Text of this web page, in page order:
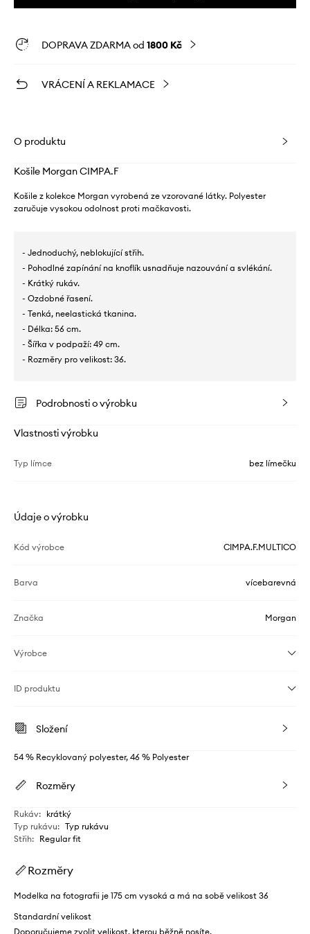
DOPRAVA ZDARMA od 1800 Kč
VRÁCENÍ A REKLAMACE
O produktu
Košile Morgan CIMPA.F
Košile z kolekce Morgan vyrobená ze vzorované látky. Polyester
zaručuje vysokou odolnost proti mačkavosti.
- Jednoduchý, neblokující střih.
- Pohodlné zapínání na knoflík usnadňuje nazouvání a svlékání.
- Krátký rukáv.
- Ozdobné řasení.
- Tenká, neelastická tkanina.
- Délka: 56 cm.
- Šířka v podpaží: 49 cm.
- Rozměry pro velikost: 36.
Podrobnosti o výrobku
Vlastnosti výrobku
Typ límce bez límečku
Údaje o výrobku
Kód výrobce CIMPA.F.MULTICO
Barva vícebarevná
Značka Morgan
Výrobce
ID produktu
Složení
54 % Recyklovaný polyester, 46 % Polyester
Rozměry
Rukáv: krátký
Typ rukávu: Typ rukávu
Střih: Regular fit
Rozměry
Modelka na fotografii je 175 cm vysoká a má na sobě velikost 36
Standardní velikost
Doporučujeme zvolit velikost, kterou běžně nosíte.